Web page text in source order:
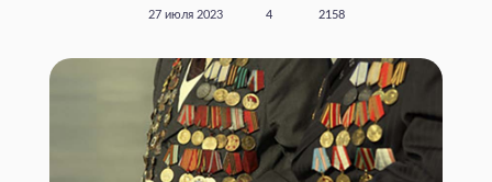
27 июля 2023 4 2158